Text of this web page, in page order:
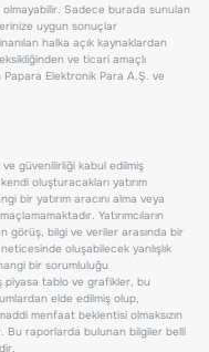
Sadece burada sunulan
uygun sonuçlar
halka açık kaynaklardan
ve ticari amaçlı
Papara Elektronik Para A.Ş. ve
güvenilirliği kabul edilmiş
oluşturacakları yatırım
bir yatırım aracını alma veya
Yatırımcıların
görüş, bilgi ve veriler arasında bir
oluşabilecek yanlışlık
bir sorumluluğu
piyasa tablo ve grafikler, bu
elde edilmiş olup,
menfaat beklentisi olmaksızın
Bu raporlarda bulunan bilgiler belli